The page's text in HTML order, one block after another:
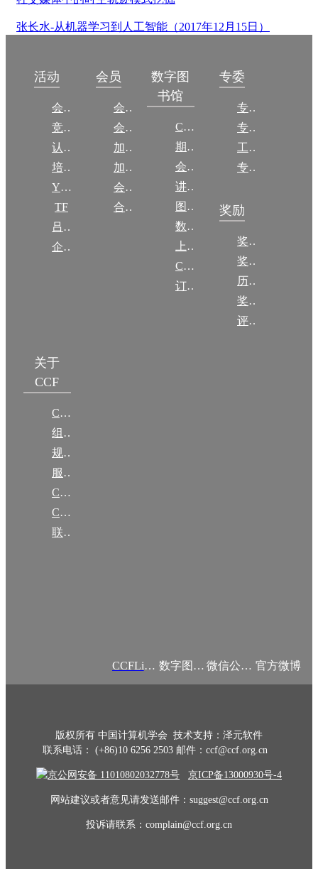
张长水-从机器学习到人工智能（2017年12月15日）
活动
会议
竞赛
认证
培训
YOCSEF
TF
吕梁振兴
企智会
会员
会员简介
会员权益
加入CCF
加入CCF
会员交费
合作伙伴
数字图
书馆
CCCF
期刊
会议
讲稿
图集
数图编审委员会
上传/发布作品
CCF DL Focus
订阅《计算》
专委
专委简介
专委条例
工作问答
专委名单
奖励
奖励动态
奖励目录
历年获奖名单
奖项推荐
评奖条例
关于
CCF
CCF简介
组织机构
规章
服务项目
CCF大事记
CCF创建60周年
联系我们
CCFLink APP 数字图书馆 微信公众号 官方微博
版权所有 中国计算机学会 技术支持：泽元软件
联系电话： (+86)10 6256 2503 邮件：ccf@ccf.org.cn
京公网安备 11010802032778号 京ICP备13000930号-4
网站建议或者意见请发送邮件：suggest@ccf.org.cn
投诉请联系：complain@ccf.org.cn